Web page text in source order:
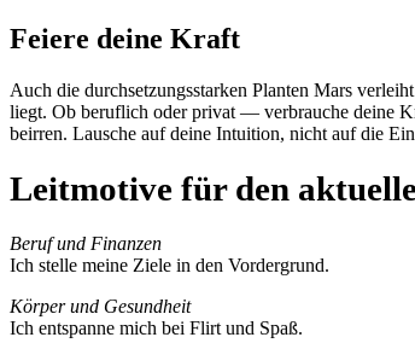
Feiere deine Kraft
Auch die durch­set­zungs­starken Planten Mars
liegt. Ob beruf­lich oder privat — ver­brauche deine
beirren. Lau­sche auf deine Intui­tion, nicht auf die
Leitmotive für den
Beruf und Finanzen
Ich stelle meine Ziele in den Vordergrund.
Körper und Gesund­heit
Ich ent­spanne mich bei Flirt und Spaß.